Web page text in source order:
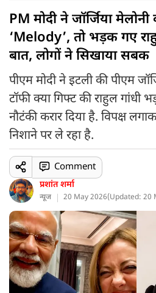
PM मोदी ने जॉर्जिया
‘Melody’, तो भड़क गए
बात, लोगों ने सिखाया सबक
पीएम मोदी ने इटली की पीएम
टॉफी क्या गिफ्ट की राहुल गांधी
नौटंकी करार दिया है. विपक्ष
निशाने पर ले रहा है.
प्रशांत शर्मा
न्यूज 20 May 2026(Updated: 20
Comment